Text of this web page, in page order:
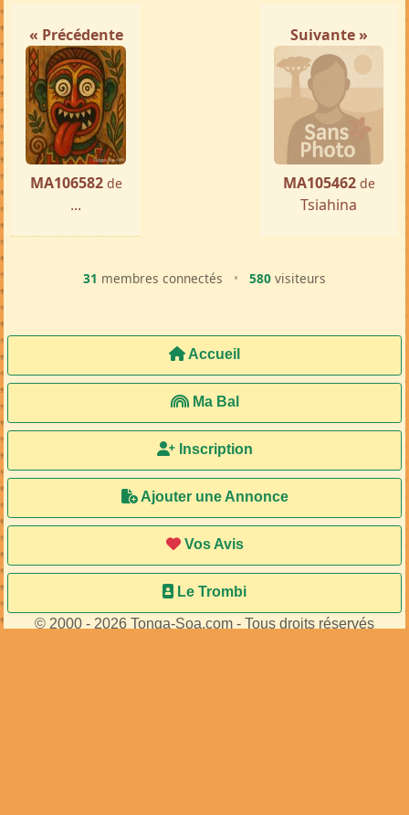
« Précédente
MA106582 de
...
Suivante »
MA105462 de
Tsiahina
31 membres connectés • 580 visiteurs
Accueil
Ma Bal
Inscription
Ajouter une Annonce
Vos Avis
Le Trombi
© 2000 - 2026 Tonga-Soa.com - Tous droits réservés